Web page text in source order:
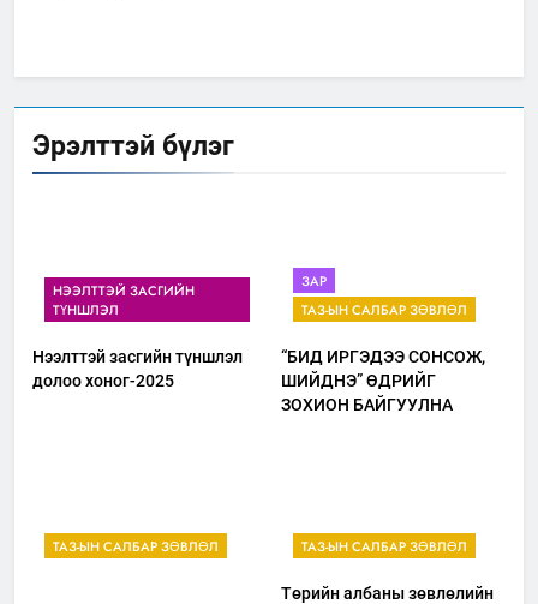
Эрэлттэй бүлэг
НЭЭЛТТЭЙ ЗАСГИЙН
ТҮНШЛЭЛ
Нээлттэй засгийн түншлэл
долоо хоног-2025
ЗАР
ТАЗ-ЫН САЛБАР ЗӨВЛӨЛ
“БИД ИРГЭДЭЭ СОНСОЖ,
ШИЙДНЭ” ӨДРИЙГ
ЗОХИОН БАЙГУУЛНА
ТАЗ-ЫН САЛБАР ЗӨВЛӨЛ ТАЗ-ЫН САЛБАР ЗӨВЛӨЛ
Төрийн албаны зөвлөлийн